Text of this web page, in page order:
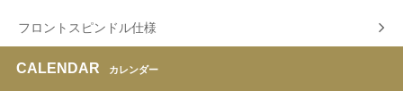
フロントスピンドル仕様
CALENDAR カレンダー